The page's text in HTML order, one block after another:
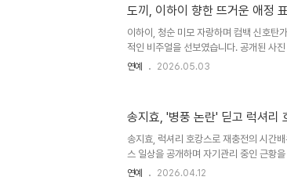
후배들의 리메이크, 새로운 인기와 씁쓸
있습니다. 하지만 대중은 종종 원곡 가수
혜경은..
도끼, 이하이 향한 뜨거운 애정
이하이, 청순 미모 자랑하며 컴백 신호탄
적인 비주얼을 선보였습니다. 공개된 사
생머리로 청순하면서도 아름다운 미모를
로, 도끼와 이하이도끼와 이하이는 지난
았습니다. 두 사람은 2016년 '무한도전'
연예 2026.05.03
송지효, '병풍 논란' 딛고 럭셔리
송지효, 럭셔리 호캉스로 재충전의 시간
스 일상을 공개하며 자기관리 중인 근황
는 날, 서울 호캉스'라는 제목의 영상을
연예 2026.04.12